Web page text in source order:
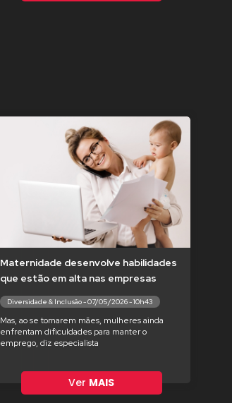
Maternidade desenvolve habilidades
que estão em alta nas empresas
Diversidade & Inclusão - 07/05/2026 - 10h43
Mas, ao se tornarem mães, mulheres ainda
enfrentam dificuldades para manter o
emprego, diz especialista
Ver MAIS